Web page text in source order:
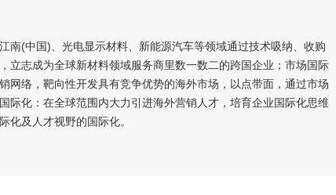
南(中国)、光电显示材料、新能源汽车等领域通过技术吸纳、收购
立志成为全球新材料领域服务商里数一数二的跨国企业；市场国际
网络，靶向性开发具有竞争优势的海外市场，以点带面，通过市场
际化：在全球范围内大力引进海外营销人才，培育企业国际化思维
化及人才视野的国际化。